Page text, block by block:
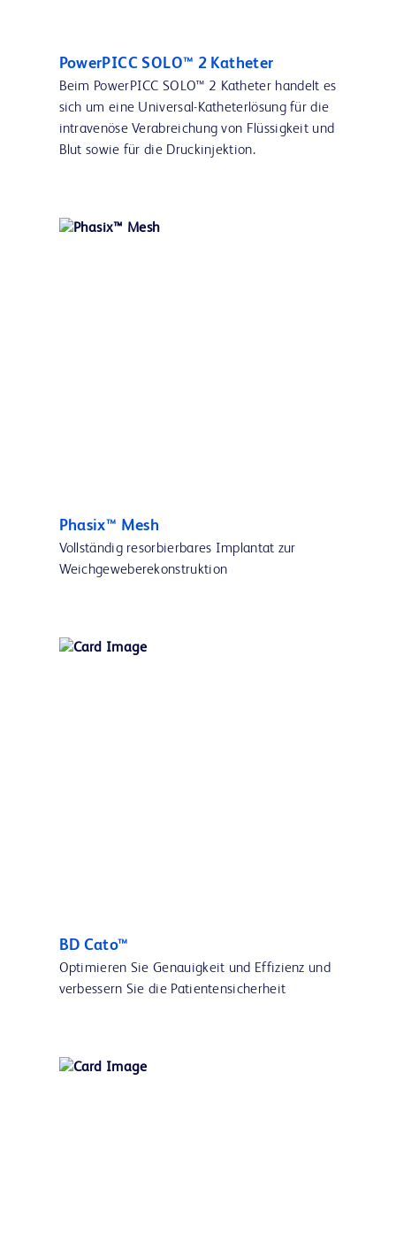
PowerPICC SOLO™ 2 Katheter
Beim PowerPICC SOLO™ 2 Katheter handelt es
sich um eine Universal-Katheterlösung für die
intravenöse Verabreichung von Flüssigkeit und
Blut sowie für die Druckinjektion.
Phasix™ Mesh
Vollständig resorbierbares Implantat zur
Weichgeweberekonstruktion
BD Cato™
Optimieren Sie Genauigkeit und Effizienz und
verbessern Sie die Patientensicherheit